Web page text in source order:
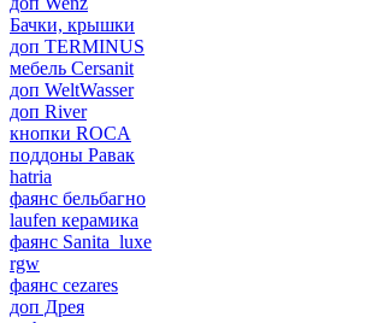
Бачки, крышки
доп TERMINUS
мебель Cersanit
доп WeltWasser
доп River
кнопки ROCA
поддоны Равак
hatria
фаянс бельбагно
laufen керамика
фаянс Sanita_luxe
rgw
фаянс cezares
доп Дрея